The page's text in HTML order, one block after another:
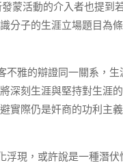
蒙活動的介入者也提到
子的生涯立場題目為
不雅的辯證同一關系，
深刻生涯與堅持對生涯
實際仍是奸商的功利主
現，或許說是一種潛